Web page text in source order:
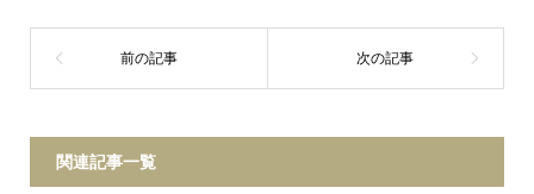
関連記事一覧